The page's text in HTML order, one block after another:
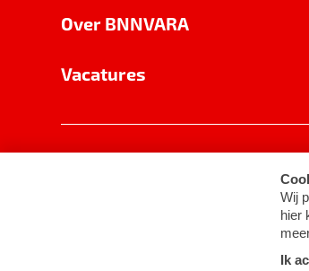
Over BNNVARA
Vacatures
Cookie-instellingen